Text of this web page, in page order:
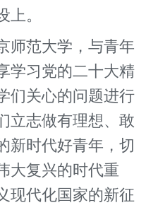
上。
范大学，与青年
学习党的二十大精
们关心的问题进行
立志做有理想、敢
新时代好青年，切
大复兴的时代重
现代化国家的新征